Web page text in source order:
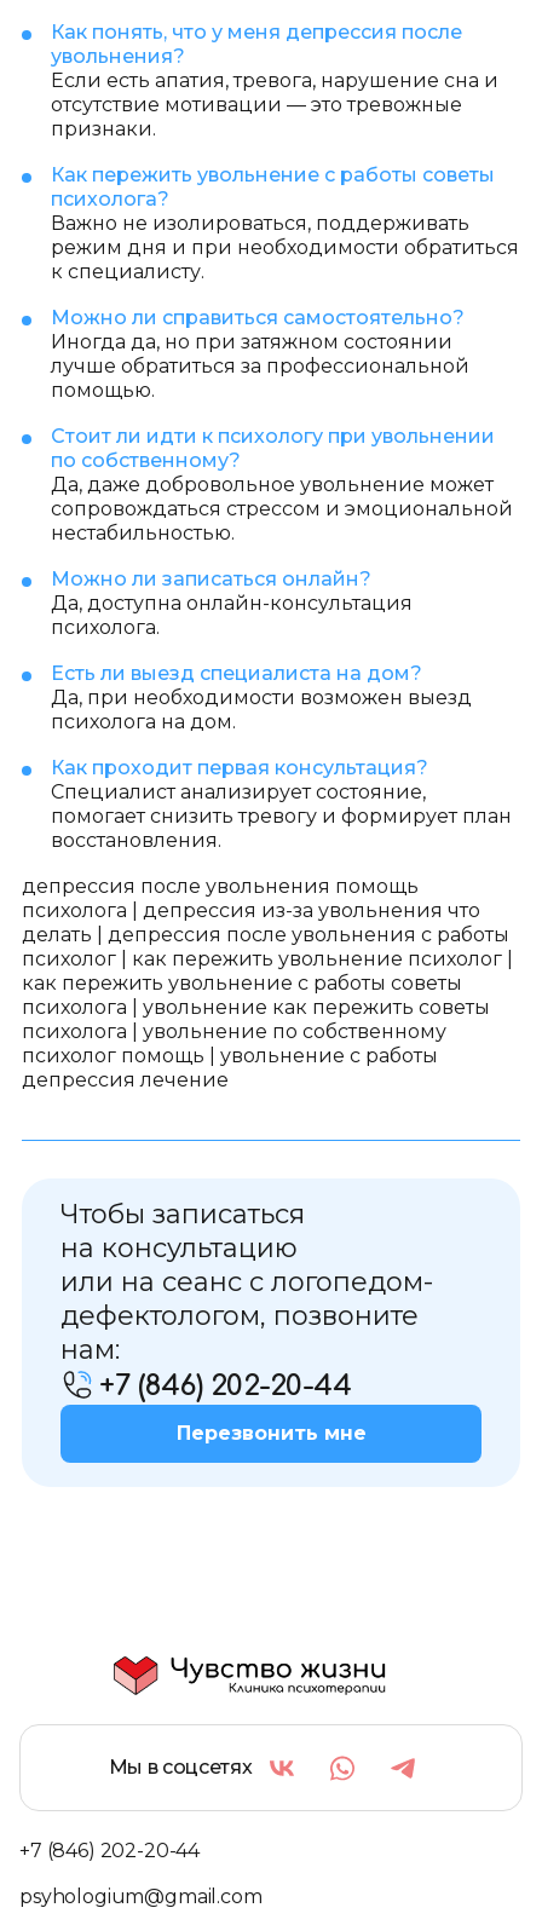
Как понять, что у меня депрессия после
увольнения?
Если есть апатия, тревога, нарушение сна и
отсутствие мотивации — это тревожные
признаки.
Как пережить увольнение с работы советы
психолога?
Важно не изолироваться, поддерживать
режим дня и при необходимости обратиться
к специалисту.
Можно ли справиться самостоятельно?
Иногда да, но при затяжном состоянии
лучше обратиться за профессиональной
помощью.
Стоит ли идти к психологу при увольнении
по собственному?
Да, даже добровольное увольнение может
сопровождаться стрессом и эмоциональной
нестабильностью.
Можно ли записаться онлайн?
Да, доступна онлайн-консультация
психолога.
Есть ли выезд специалиста на дом?
Да, при необходимости возможен выезд
психолога на дом.
Как проходит первая консультация?
Специалист анализирует состояние,
помогает снизить тревогу и формирует план
восстановления.
депрессия после увольнения помощь
психолога
депрессия из-за увольнения что
делать
депрессия после увольнения с работы
психолог
как пережить увольнение психолог
как пережить увольнение с работы советы
психолога
увольнение как пережить советы
психолога
увольнение по собственному
психолог помощь
увольнение с работы
депрессия лечение
Чтобы записаться
на консультацию
или на сеанс с логопедом-
дефектологом, позвоните
нам:
+7 (846) 202-20-44
Перезвонить мне
+7 (846) 202-20-44
psyhologium@gmail.com
Мы в соцсетях